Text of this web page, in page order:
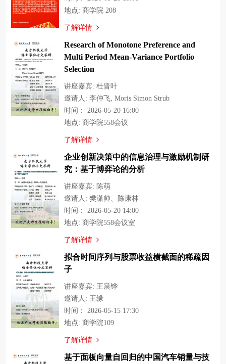
地点: 商学院 208
了解详情
Research of Monotone Preference and
Multi Period Mean-Variance Portfolio
Selection
讲座嘉宾: 杜晋叶
邀请人: 李仲飞, Moris Simon Strub
时间： 2026-05-20 16:00
地点: 商学院558会议
了解详情
企业创新决策中的信息治理与激励机制研
究：基于博弈论的分析
讲座嘉宾: 陈萌
邀请人: 樊潇帅、陈康林
时间： 2026-05-20 14:00
地点: 商学院558会议室
了解详情
拟合时间序列与股票收益横截面的稀疏因
子
讲座嘉宾: 王晨铧
邀请人: 王缘
时间： 2026-05-15 17:30
地点: 商学院109
了解详情
基于面板向量自回归的中国汽车销量与技